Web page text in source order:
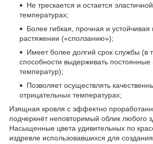
Не трескается и остается
температурах;
Более гибкая, прочная и устойчивая
растяжении («сползанию»);
Имеет более долгий срок службы (в
способности выдерживать постоянные
температур);
Позволяет осуществлять
отрицательных температурах;
Изящная кровля с эффектно
подчеркнёт неповторимый облик любого
Насыщенные цвета удивительных по
издревле использовавшихся для